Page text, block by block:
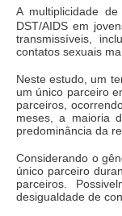
A multiplicidade
DST/AIDS em
transmissíveis,
contatos sexuais
Neste estudo, um
um único parceiro
parceiros,
meses, a maioria
predominância da
Considerando o
único parceiro
parceiros.
desigualdade de